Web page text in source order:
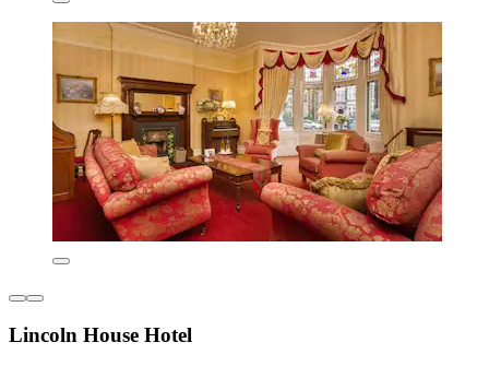
Lincoln House Hotel